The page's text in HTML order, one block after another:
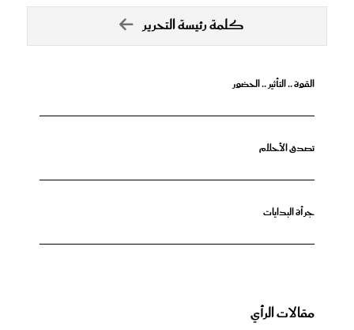
كلمة رئيسة التحرير
القوة .. التأثير .. الحضور
تصدق الأحلام
جرأة البدايات
مقالات الرأي